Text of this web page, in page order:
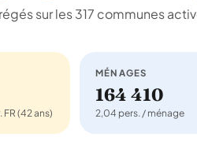
sur les 317 communes
(42 ans)
MÉNAGES
164 410
2,04 pers. / ménage